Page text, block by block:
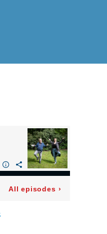
All episodes ›